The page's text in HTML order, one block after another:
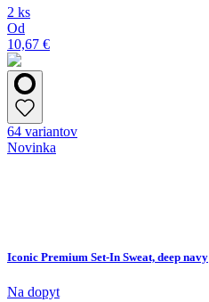
2 ks
Od
10,67 €
64 variantov
Novinka
Iconic Premium Set-In Sweat, deep navy
Na dopyt